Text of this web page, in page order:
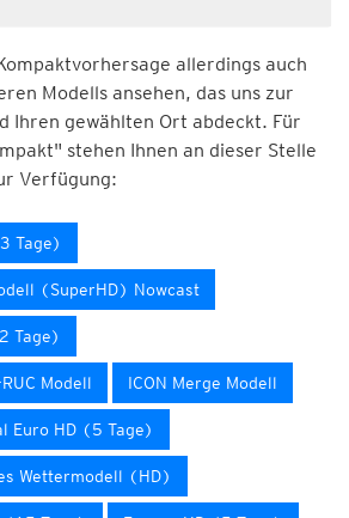
allerdings auch
Modells ansehen, das uns zur
Ihren gewählten Ort abdeckt. Für
stehen Ihnen an dieser Stelle
Verfügung:
Tage)
(SuperHD) Nowcast
Tage)
Modell ICON Merge Modell
Euro HD (5 Tage)
Wettermodell (HD)